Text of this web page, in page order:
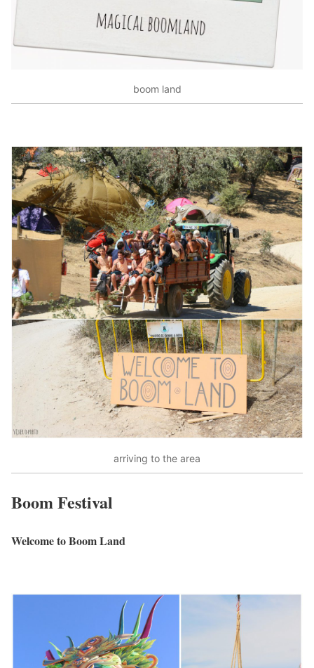
boom land
arriving to the area
Boom Festival
Welcome to Boom Land